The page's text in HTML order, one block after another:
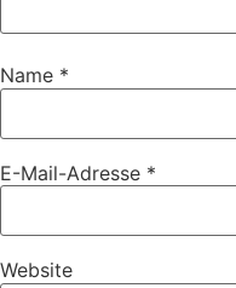
Name *
E-Mail-Adresse *
Website